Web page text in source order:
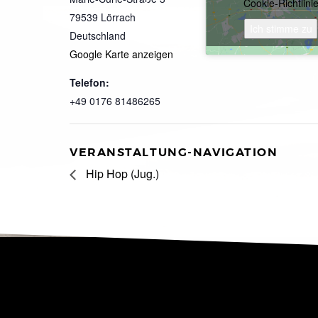
79539 Lörrach
Deutschland
Google Karte anzeigen
Telefon:
+49 0176 81486265
Cookie-Richtlinie
VERANSTALTUNG-NAVIGATION
Hip Hop (Jug.)